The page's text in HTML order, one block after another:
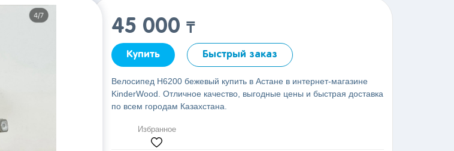
45 000 ₸
Купить Быстрый заказ
Велосипед H6200 бежевый купить в Астане в интернет-магазине
KinderWood. Отличное качество, выгодные цены и быстрая доставка
по всем городам Казахстана.
Избранное